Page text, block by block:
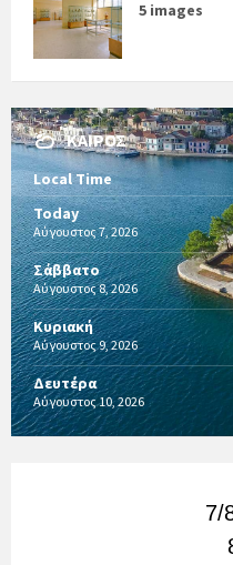
5 images
ΚΑΙΡΌΣ
Local Time
Today
Αύγουστος 7, 2026
Σάββατο
Αύγουστος 8, 2026
Κυριακή
Αύγουστος 9, 2026
Δευτέρα
Αύγουστος 10, 2026
7/